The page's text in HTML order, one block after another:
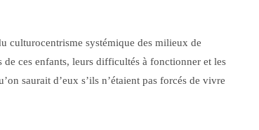
culturocentrisme systémique des milieux de
de ces enfants, leurs difficultés à fonctionner et les
saurait d’eux s’ils n’étaient pas forcés de vivre